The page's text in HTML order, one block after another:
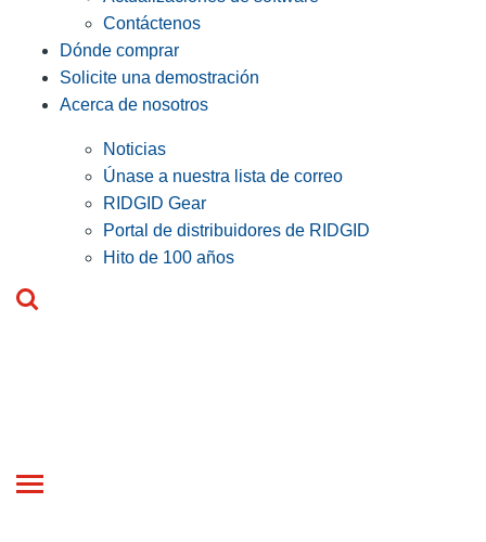
Contáctenos
Dónde comprar
Solicite una demostración
Acerca de nosotros
Noticias
Únase a nuestra lista de correo
RIDGID Gear
Portal de distribuidores de RIDGID
Hito de 100 años
Toggle